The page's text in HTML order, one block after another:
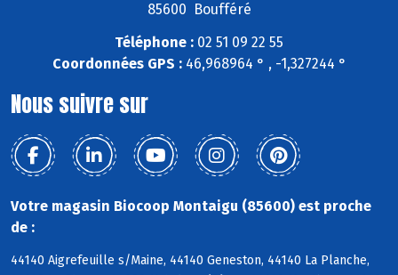
85600 Boufféré
Téléphone : 02 51 09 22 55
Coordonnées GPS :46,968964 ° , -1,327244 °
Nous suivre sur
Votre magasin Biocoop Montaigu (85600) est proche
de :
44140 Aigrefeuille s/Maine, 44140 Geneston, 44140 La Planche,